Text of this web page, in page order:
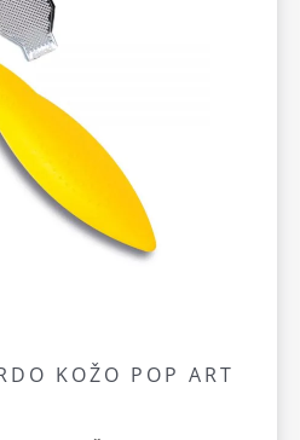
KOŽO POP ART